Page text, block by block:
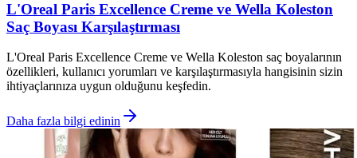
L'Oreal Paris Excellence Creme ve Wella Koleston
Saç Boyası Karşılaştırması
L'Oreal Paris Excellence Creme ve Wella Koleston saç boyalarının
özellikleri, kullanıcı yorumları ve karşılaştırmasıyla hangisinin sizin
ihtiyaçlarınıza uygun olduğunu keşfedin.
Daha fazla bilgi edinin